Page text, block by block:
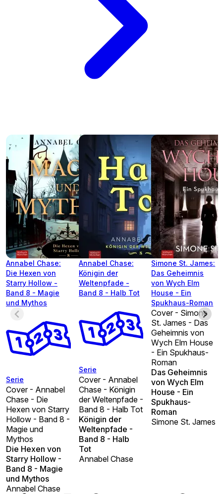
Annabel Chase:
Die Hexen von
Starry Hollow -
Band 8 - Magie
und Mythos
Serie
Cover - Annabel
Chase - Die
Hexen von Starry
Hollow - Band 8 -
Magie und
Mythos
Die Hexen von
Starry Hollow -
Band 8 - Magie
und Mythos
Annabel Chase
Annabel Chase:
Königin der
Weltenpfade -
Band 8 - Halb Tot
Serie
Cover - Annabel
Chase - Königin
der Weltenpfade -
Band 8 - Halb Tot
Königin der
Weltenpfade -
Band 8 - Halb
Tot
Annabel Chase
Simone St. James:
Das Geheimnis
von Wych Elm
House - Ein
Spukhaus-Roman
Cover - Simone
St. James - Das
Geheimnis von
Wych Elm House
- Ein Spukhaus-
Roman
Das Geheimnis
von Wych Elm
House - Ein
Spukhaus-
Roman
Simone St. James